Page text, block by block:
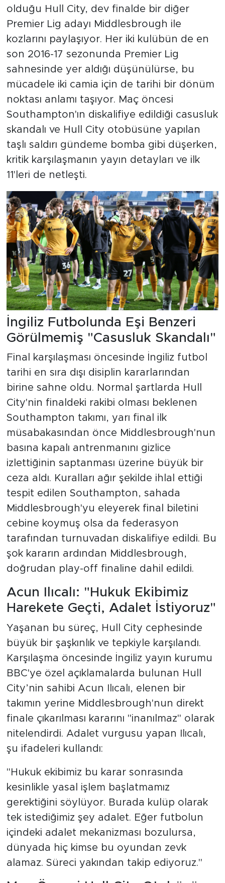
olduğu Hull City, dev finalde bir diğer
Premier Lig adayı Middlesbrough ile
kozlarını paylaşıyor. Her iki kulübün de en
son 2016-17 sezonunda Premier Lig
sahnesinde yer aldığı düşünülürse, bu
mücadele iki camia için de tarihi bir dönüm
noktası anlamı taşıyor. Maç öncesi
Southampton'ın diskalifiye edildiği casusluk
skandalı ve Hull City otobüsüne yapılan
taşlı saldırı gündeme bomba gibi düşerken,
kritik karşılaşmanın yayın detayları ve ilk
11'leri de netleşti.
İngiliz Futbolunda Eşi Benzeri
Görülmemiş "Casusluk Skandalı"
Final karşılaşması öncesinde İngiliz futbol
tarihi en sıra dışı disiplin kararlarından
birine sahne oldu. Normal şartlarda Hull
City'nin finaldeki rakibi olması beklenen
Southampton takımı, yarı final ilk
müsabakasından önce Middlesbrough'nun
basına kapalı antrenmanını gizlice
izlettiğinin saptanması üzerine büyük bir
ceza aldı. Kuralları ağır şekilde ihlal ettiği
tespit edilen Southampton, sahada
Middlesbrough'yu eleyerek final biletini
cebine koymuş olsa da federasyon
tarafından turnuvadan diskalifiye edildi. Bu
şok kararın ardından Middlesbrough,
doğrudan play-off finaline dahil edildi.
Acun Ilıcalı: "Hukuk Ekibimiz
Harekete Geçti, Adalet İstiyoruz"
Yaşanan bu süreç, Hull City cephesinde
büyük bir şaşkınlık ve tepkiyle karşılandı.
Karşılaşma öncesinde İngiliz yayın kurumu
BBC'ye özel açıklamalarda bulunan Hull
City’nin sahibi Acun Ilıcalı, elenen bir
takımın yerine Middlesbrough'nun direkt
finale çıkarılması kararını "inanılmaz" olarak
nitelendirdi. Adalet vurgusu yapan Ilıcalı,
şu ifadeleri kullandı:
"Hukuk ekibimiz bu karar sonrasında
kesinlikle yasal işlem başlatmamız
gerektiğini söylüyor. Burada kulüp olarak
tek istediğimiz şey adalet. Eğer futbolun
içindeki adalet mekanizması bozulursa,
dünyada hiç kimse bu oyundan zevk
alamaz. Süreci yakından takip ediyoruz."